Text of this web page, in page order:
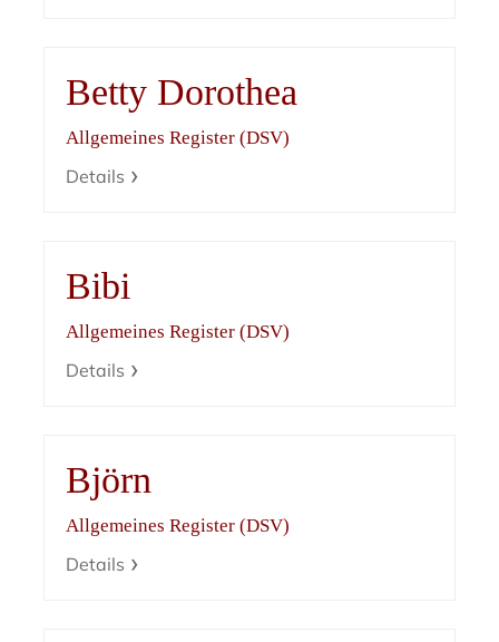
Betty Dorothea
Allgemeines Register (DSV)
Details
Bibi
Allgemeines Register (DSV)
Details
Björn
Allgemeines Register (DSV)
Details